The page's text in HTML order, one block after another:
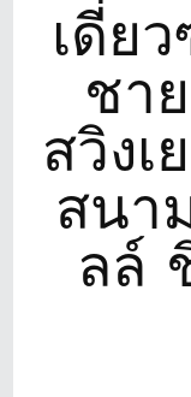
เดี่ย
ชา
สวิง
สนา
ลล์